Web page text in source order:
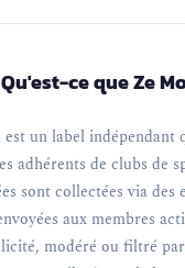
ce que Ze
est un label indépendant
adhérents de clubs de
sont collectées via des
aux membres
modéré ou filtré